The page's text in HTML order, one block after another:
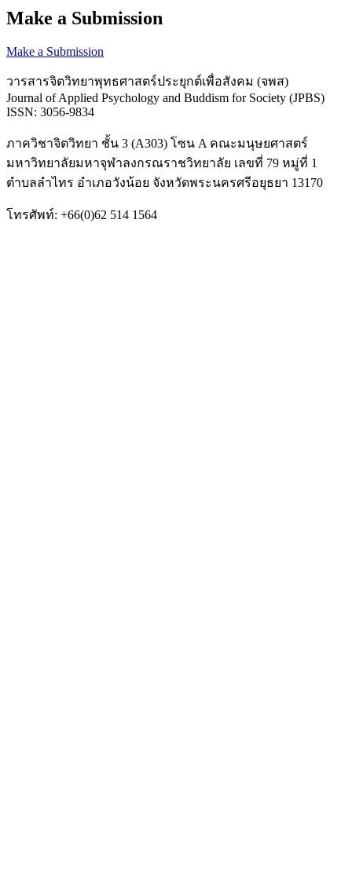
Make a Submission
Make a Submission
วารสารจิตวิทยาพุทธศาสตร์ประยุกต์เพื่อสังคม (จพส)
Journal of Applied Psychology and Buddism for Society (JPBS)
ISSN: 3056-9834
ภาควิชาจิตวิทยา ชั้น 3 (A303) โซน A คณะมนุษยศาสตร์
มหาวิทยาลัยมหาจุฬาลงกรณราชวิทยาลัย เลขที่ 79 หมู่ที่ 1
ตำบลลำไทร อำเภอวังน้อย จังหวัดพระนครศรีอยุธยา 13170
โทรศัพท์: +66(0)62 514 1564